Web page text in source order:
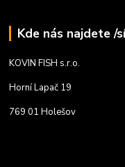
Kde nás najdete /
KOVIN FISH s.r.o.
Horní Lapač 19
769 01 Holešov